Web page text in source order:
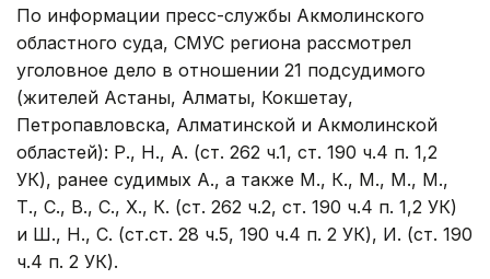
По информации пресс-службы Акмолинского
областного суда, СМУС региона рассмотрел
уголовное дело в отношении 21 подсудимого
(жителей Астаны, Алматы, Кокшетау,
Петропавловска, Алматинской и Акмолинской
областей): Р., Н., А. (ст. 262 ч.1, ст. 190 ч.4 п. 1,2
УК), ранее судимых А., а также М., К., М., М., М.,
Т., С., В., С., Х., К. (ст. 262 ч.2, ст. 190 ч.4 п. 1,2 УК)
и Ш., Н., С. (ст.ст. 28 ч.5, 190 ч.4 п. 2 УК), И. (ст. 190
ч.4 п. 2 УК).